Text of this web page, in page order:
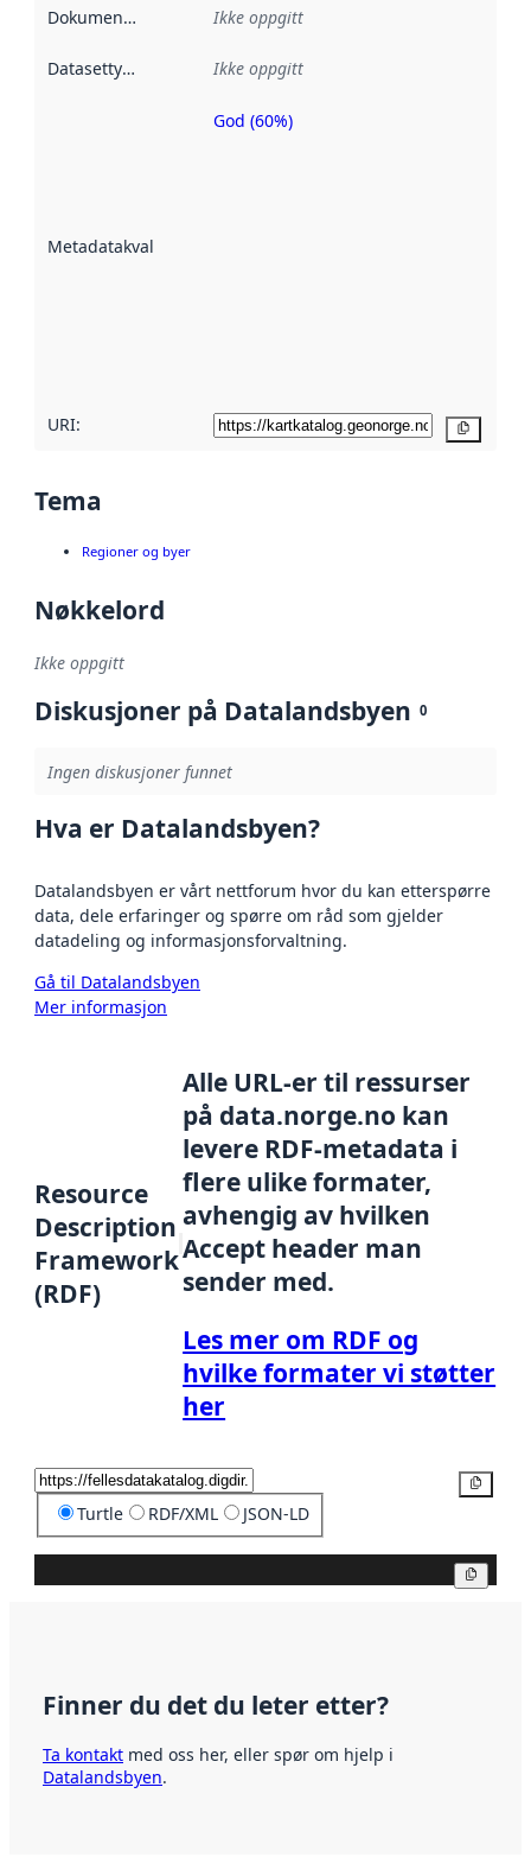
Dokumentasjon Ikke oppgitt
Datasettype Ikke oppgitt
Metadatakvalitet
Metadatakvalitet
God (60%)
URI:
Tema
Regioner og byer
Nøkkelord
Ikke oppgitt
Diskusjoner på Datalandsbyen 0
Ingen diskusjoner funnet
Hva er Datalandsbyen?
Datalandsbyen er vårt nettforum hvor du kan etterspørre
data, dele erfaringer og spørre om råd som gjelder
datadeling og informasjonsforvaltning.
Gå til Datalandsbyen
Mer informasjon
Resource
Description
Framework
(RDF)
Alle URL-er til ressurser
på data.norge.no kan
levere RDF-metadata i
flere ulike formater,
avhengig av hvilken
Accept header man
sender med.
Les mer om RDF og
hvilke formater vi støtter
her
Turtle RDF/XML JSON-LD
Finner du det du leter etter?
Ta kontakt med oss her, eller spør om hjelp i
Datalandsbyen.